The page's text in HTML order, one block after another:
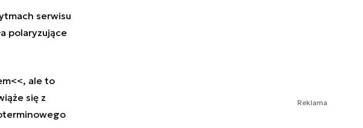
serwisu
polaryzujące
ale to
się z
Reklama